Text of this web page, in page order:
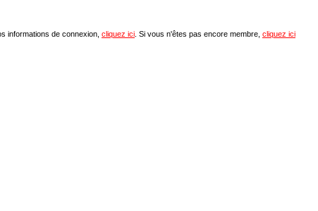
informations de connexion, cliquez ici . Si vous n'êtes pas encore membre, cliquez ici